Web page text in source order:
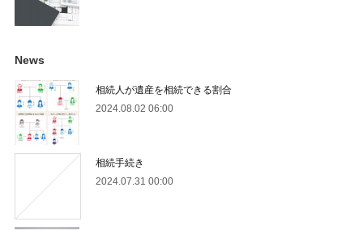
News
相続人が遺産を相続できる割合
2024.08.02 06:00
相続手続き
2024.07.31 00:00